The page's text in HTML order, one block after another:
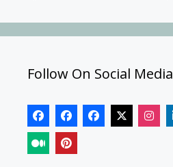
Follow On Social Media